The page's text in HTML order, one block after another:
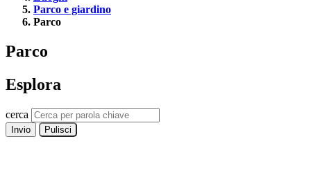
Parco e giardino
Parco
Parco
Esplora
cerca
Invio Pulisci